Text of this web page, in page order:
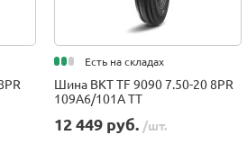
Есть на складах
Шина BKT TF 9090 7.50-20 8PR
109A6/101A TT
12 449 руб. /шт.